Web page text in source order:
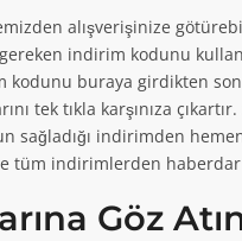
Kampanyası!
tüm alışverişlerde
İndirim Kampanyası!
her hafta perşembe
alışverişinize
indirim kodunu
kodunu buraya girdikten
tek tıkla karşınıza
sağladığı indirimden
tüm indirimlerden
Göz